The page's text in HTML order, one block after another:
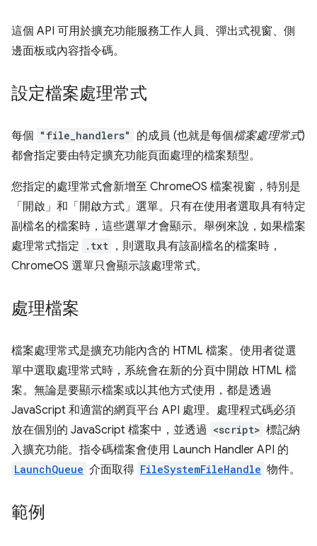
這個 API 可用於擴充功能服務工作人員、彈出式視窗、側
邊面板或內容指令碼。
設定檔案處理常式
每個 "file_handlers" 的成員 (也就是每個檔案處理常式)
都會指定要由特定擴充功能頁面處理的檔案類型。
您指定的處理常式會新增至 ChromeOS 檔案視窗，特別是
「開啟」和「開啟方式」選單。只有在使用者選取具有特定
副檔名的檔案時，這些選單才會顯示。舉例來說，如果檔案
處理常式指定
.txt
，則選取具有該副檔名的檔案時，
ChromeOS 選單只會顯示該處理常式。
處理檔案
檔案處理常式是擴充功能內含的 HTML 檔案。使用者從選
單中選取處理常式時，系統會在新的分頁中開啟 HTML 檔
案。無論是要顯示檔案或以其他方式使用，都是透過
JavaScript 和適當的網頁平台 API 處理。處理程式碼必須
放在個別的 JavaScript 檔案中，並透過 <script> 標記納
入擴充功能。指令碼檔案會使用 Launch Handler API 的
LaunchQueue 介面取得 FileSystemFileHandle 物件。
範例